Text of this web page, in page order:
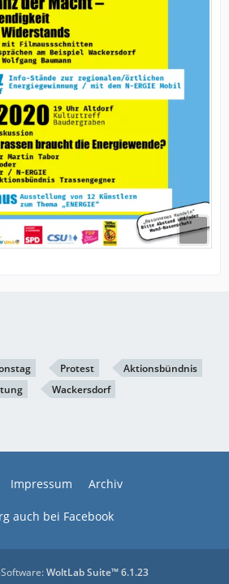
Protest
Aktionsbündnis
Wackersdorf
Impressum Archiv
auch bei Facebook
WoltLab Suite™ 6.1.23